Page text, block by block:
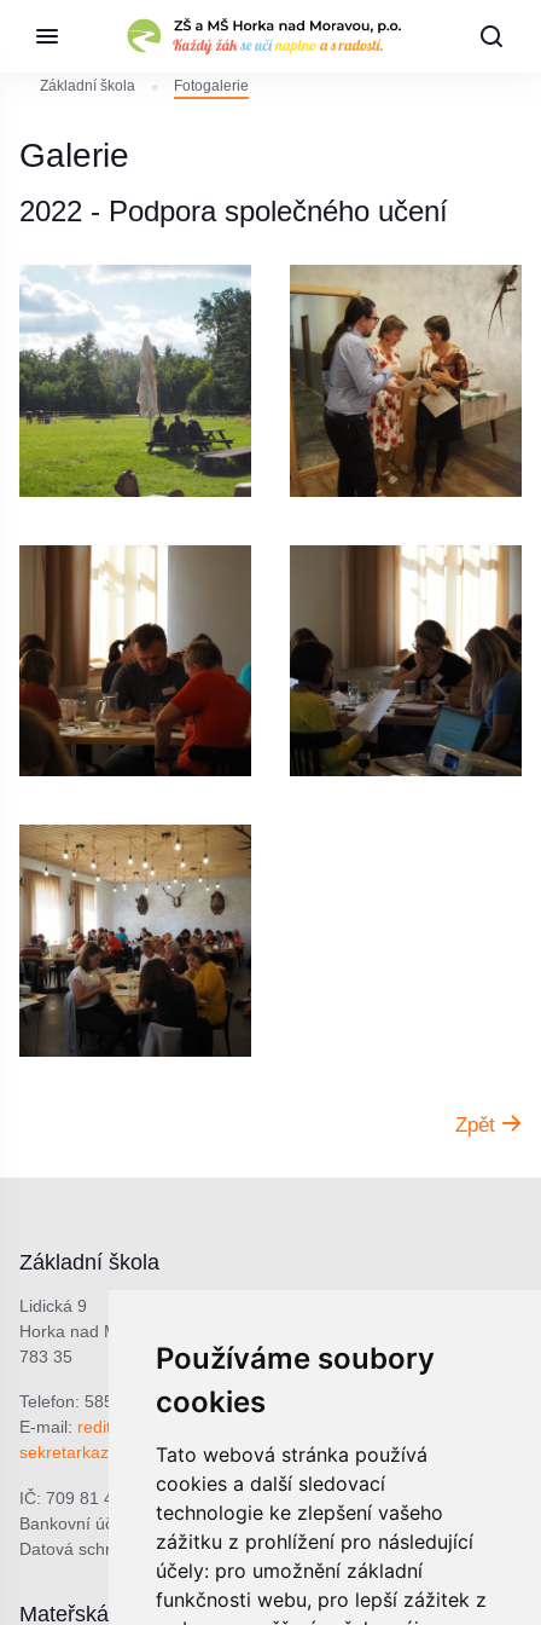
Používáme soubory
cookies
Tato webová stránka používá
cookies a další sledovací
technologie ke zlepšení vašeho
zážitku z prohlížení pro následující
účely: pro umožnění základní
funkčnosti webu, pro lepší zážitek z
Základní škola Fotogalerie
Galerie
2022 - Podpora společného učení
Zpět
Základní škola
Lidická 9
Horka nad Moravou
783 35
Telefon: 585 378 047
E-mail: reditel@zshorka.cz
sekretarkazshorka@seznam.cz
IČ: 709 81 493
Bankovní účet: 1809609309/0800
Datová schránka: bjema48
Mateřská škola Školní jídelna